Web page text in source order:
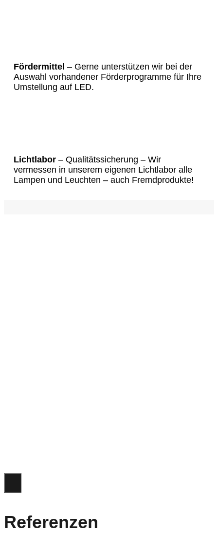
Fördermittel – Gerne unterstützen wir bei der
Auswahl vorhandener Förderprogramme für Ihre
Umstellung auf LED.
Lichtlabor – Qualitätssicherung – Wir
vermessen in unserem eigenen Lichtlabor alle
Lampen und Leuchten – auch Fremdprodukte!
Referenzen